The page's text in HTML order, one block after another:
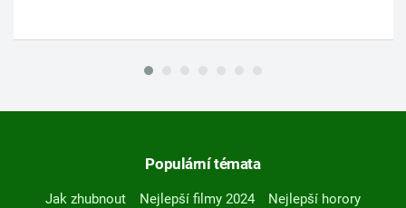
Populární témata
Jak zhubnout Nejlepší filmy 2024
Nejlepší horory